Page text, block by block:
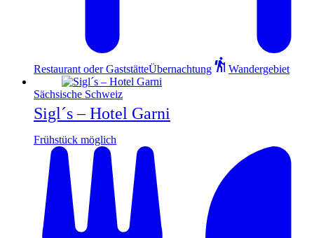
Restaurant oder GaststätteÜbernachtung Wandergebiet
Sächsische Schweiz
Sigl´s – Hotel Garni
Frühstück möglich